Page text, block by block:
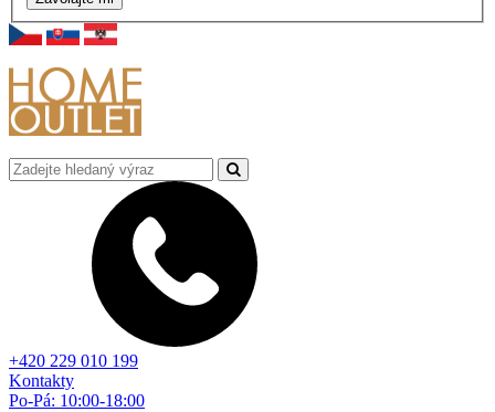
+420 229 010 199
Kontakty
Po-Pá: 10:00-18:00